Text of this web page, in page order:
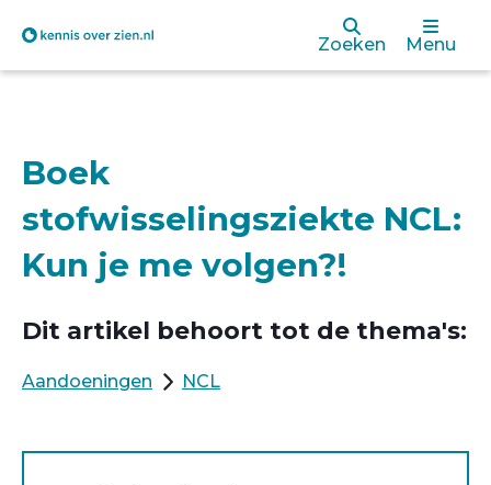
Overslaan
inhoud
gaan
Zoeken Menu
Boek
stofwisselingsziekte NCL:
Kun je me volgen?!
Dit artikel behoort tot de thema's:
Aandoeningen NCL